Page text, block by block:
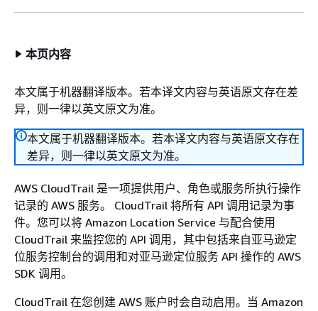
本页内容
本文属于机器翻译版本。若本译文内容与英语原文存在差
异，则一律以英文原文为准。
本文属于机器翻译版本。若本译文内容与英语原文存在
差异，则一律以英文原文为准。
AWS CloudTrail 是一项提供用户、角色或服务所执行操作
记录的 AWS 服务。 CloudTrail 将所有 API 调用记录为事
件。您可以将 Amazon Location Service 与配合使用
CloudTrail 来监控您的 API 调用，其中包括来自亚马逊定
位服务控制台的调用和对亚马逊定位服务 API 操作的 AWS
SDK 调用。
CloudTrail 在您创建 AWS 账户时会自动启用。当 Amazon